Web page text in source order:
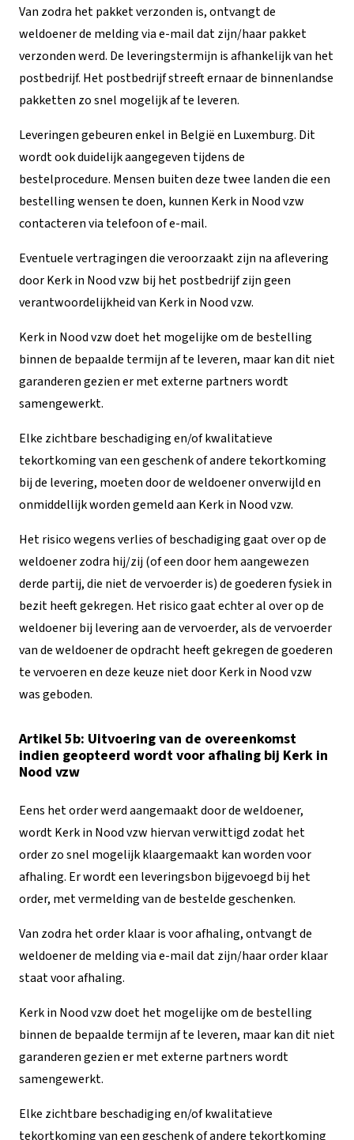
Van zodra het pakket verzonden is, ontvangt de
weldoener de melding via e-mail dat zijn/haar pakket
verzonden werd. De leveringstermijn is afhankelijk van het
postbedrijf. Het postbedrijf streeft ernaar de binnenlandse
pakketten zo snel mogelijk af te leveren.
Leveringen gebeuren enkel in België en Luxemburg. Dit
wordt ook duidelijk aangegeven tijdens de
bestelprocedure. Mensen buiten deze twee landen die een
bestelling wensen te doen, kunnen Kerk in Nood vzw
contacteren via telefoon of e-mail.
Eventuele vertragingen die veroorzaakt zijn na aflevering
door Kerk in Nood vzw bij het postbedrijf zijn geen
verantwoordelijkheid van Kerk in Nood vzw.
Kerk in Nood vzw doet het mogelijke om de bestelling
binnen de bepaalde termijn af te leveren, maar kan dit niet
garanderen gezien er met externe partners wordt
samengewerkt.
Elke zichtbare beschadiging en/of kwalitatieve
tekortkoming van een geschenk of andere tekortkoming
bij de levering, moeten door de weldoener onverwijld en
onmiddellijk worden gemeld aan Kerk in Nood vzw.
Het risico wegens verlies of beschadiging gaat over op de
weldoener zodra hij/zij (of een door hem aangewezen
derde partij, die niet de vervoerder is) de goederen fysiek in
bezit heeft gekregen. Het risico gaat echter al over op de
weldoener bij levering aan de vervoerder, als de vervoerder
van de weldoener de opdracht heeft gekregen de goederen
te vervoeren en deze keuze niet door Kerk in Nood vzw
was geboden.
Artikel 5b: Uitvoering van de overeenkomst
indien geopteerd wordt voor afhaling bij Kerk in
Nood vzw
Eens het order werd aangemaakt door de weldoener,
wordt Kerk in Nood vzw hiervan verwittigd zodat het
order zo snel mogelijk klaargemaakt kan worden voor
afhaling. Er wordt een leveringsbon bijgevoegd bij het
order, met vermelding van de bestelde geschenken.
Van zodra het order klaar is voor afhaling, ontvangt de
weldoener de melding via e-mail dat zijn/haar order klaar
staat voor afhaling.
Kerk in Nood vzw doet het mogelijke om de bestelling
binnen de bepaalde termijn af te leveren, maar kan dit niet
garanderen gezien er met externe partners wordt
samengewerkt.
Elke zichtbare beschadiging en/of kwalitatieve
tekortkoming van een geschenk of andere tekortkoming